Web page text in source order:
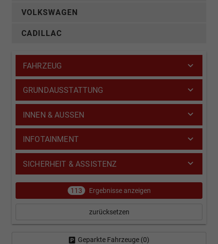
VOLKSWAGEN
CADILLAC
FAHRZEUG
GRUNDAUSSTATTUNG
INNEN & AUSSEN
INFOTAINMENT
SICHERHEIT & ASSISTENZ
113 Ergebnisse anzeigen
zurücksetzen
Geparkte Fahrzeuge (0)